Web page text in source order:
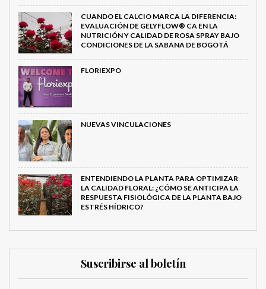
CUANDO EL CALCIO MARCA LA DIFERENCIA:
EVALUACIÓN DE GELYFLOW® CA EN LA
NUTRICIÓN Y CALIDAD DE ROSA SPRAY BAJO
CONDICIONES DE LA SABANA DE BOGOTÁ
FLORIEXPO
NUEVAS VINCULACIONES
ENTENDIENDO LA PLANTA PARA OPTIMIZAR
LA CALIDAD FLORAL: ¿CÓMO SE ANTICIPA LA
RESPUESTA FISIOLÓGICA DE LA PLANTA BAJO
ESTRÉS HÍDRICO?
Suscribirse al boletín